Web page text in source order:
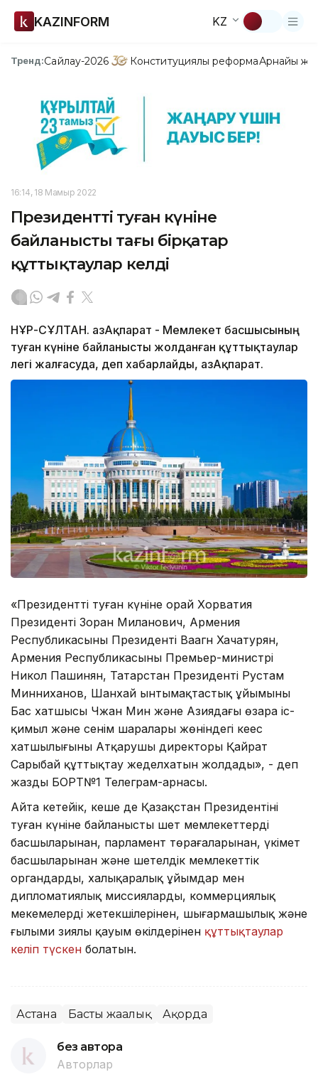
KAZINFORM KZ
Тренд:Сайлау-2026 Конституциялық реформаАрнайы
16:14, 18 Мамыр 2022
Президенттің туған күніне
байланысты тағы бірқатар
құттықтаулар келді
НҰР-СҰЛТАН. ҚазАқпарат - Мемлекет басшысының
туған күніне байланысты жолданған құттықтаулар
легі жалғасуда, деп хабарлайды, ҚазАқпарат.
«Президенттің туған күніне орай Хорватия
Президенті Зоран Миланович, Армения
Республикасының Президенті Ваагн Хачатурян,
Армения Республикасының Премьер-министрі
Никол Пашинян, Татарстан Президенті Рустам
Минниханов, Шанхай ынтымақтастық ұйымының
Бас хатшысы Чжан Мин және Азиядағы өзара іс-
қимыл және сенім шаралары жөніндегі кеңес
хатшылығының Атқарушы директоры Қайрат
Сарыбай құттықтау жеделхатын жолдады», - деп
жазды БОРТ№1 Телеграм-арнасы.
Айта кетейік, кеше де Қазақстан Президентінің
туған күніне байланысты шет мемлекеттердің
басшыларынан, парламент төрағаларынан, үкімет
басшыларынан және шетелдік мемлекеттік
органдардың, халықаралық ұйымдар мен
дипломатиялық миссиялардың, коммерциялық
мекемелердің жетекшілерінен, шығармашылық және
ғылыми зиялы қауым өкілдерінен құттықтаулар
келіп түскен болатын.
Астана Басты жаңалық Ақорда
без автора
Авторлар